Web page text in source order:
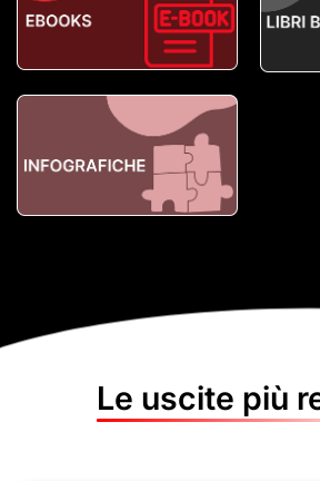
Le uscite più